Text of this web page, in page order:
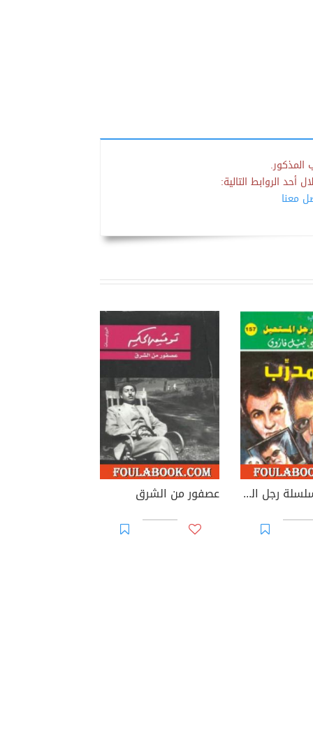
المذكور.
أحد الروابط التالية:
معنا
المدرب - سلسلة رجل المستحيل عصفور من الشرق